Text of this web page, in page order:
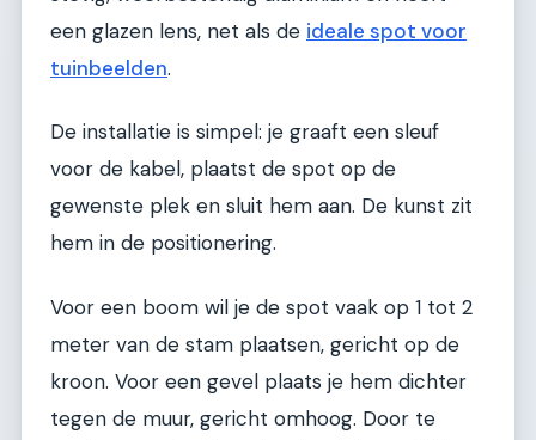
een glazen lens, net als de ideale spot voor
tuinbeelden.
De installatie is simpel: je graaft een sleuf
voor de kabel, plaatst de spot op de
gewenste plek en sluit hem aan. De kunst zit
hem in de positionering.
Voor een boom wil je de spot vaak op 1 tot 2
meter van de stam plaatsen, gericht op de
kroon. Voor een gevel plaats je hem dichter
tegen de muur, gericht omhoog. Door te